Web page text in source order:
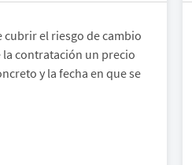
el riesgo de cambio
la contratación un precio
y la fecha en que se